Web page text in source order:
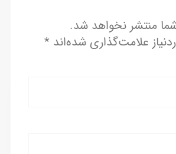
منتشر نخواهد شد.
علامت‌گذاری شده‌اند *